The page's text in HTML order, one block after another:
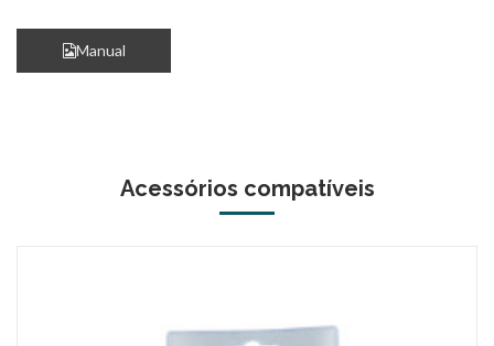
Manual
Acessórios compatíveis